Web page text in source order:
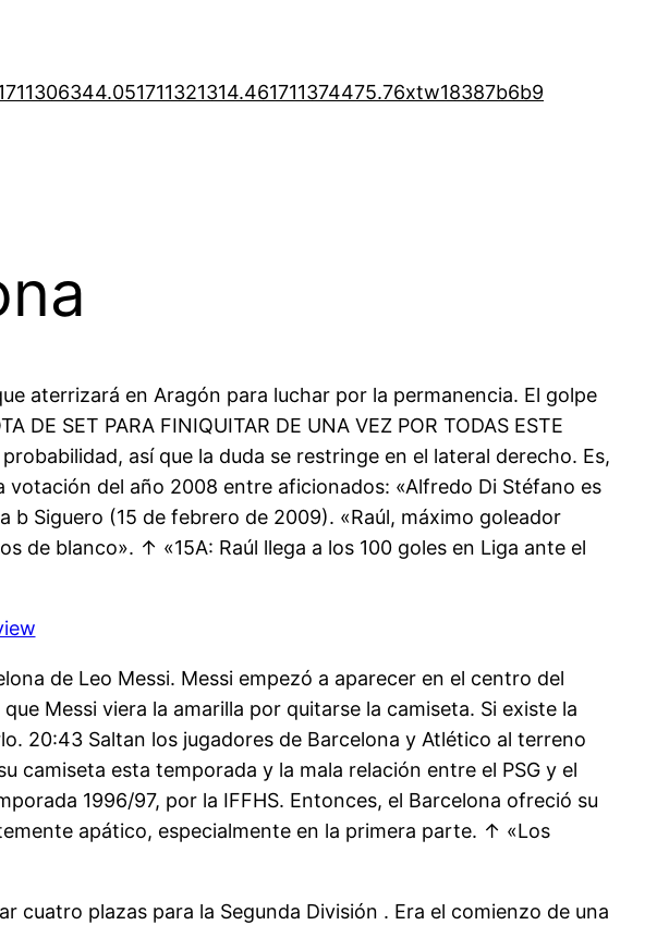
1711321314.461711374475.76xtw18387b6b9
aterrizará en Aragón para luchar por la permanencia. El golpe
DE SET PARA FINIQUITAR DE UNA VEZ POR TODAS ESTE
así que la duda se restringe en el lateral derecho. Es,
del año 2008 entre aficionados: «Alfredo Di Stéfano es
Siguero (15 de febrero de 2009). «Raúl, máximo goleador
de blanco». ↑ «15A: Raúl llega a los 100 goles en Liga ante el
de Leo Messi. Messi empezó a aparecer en el centro del
Messi viera la amarilla por quitarse la camiseta. Si existe la
20:43 Saltan los jugadores de Barcelona y Atlético al terreno
camiseta esta temporada y la mala relación entre el PSG y el
1996/97, por la IFFHS. Entonces, el Barcelona ofreció su
apático, especialmente en la primera parte. ↑ «Los
cuatro plazas para la Segunda División . Era el comienzo de una